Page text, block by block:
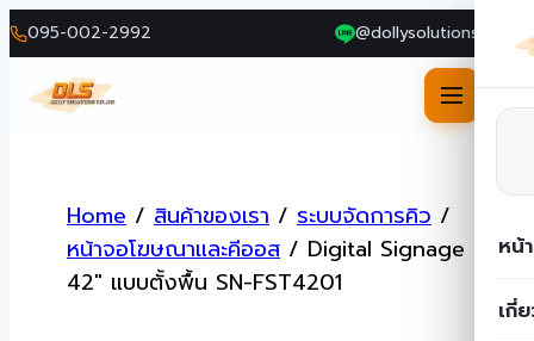
095-002-2992 @dollysolutions
หน้
เกี่
contentHome / สินค้าของเรา / ระบบจัดการคิว /
หน้าจอโฆษณาและคีออส / Digital Signage
42″ แบบตั้งพื้น SN-FST4201